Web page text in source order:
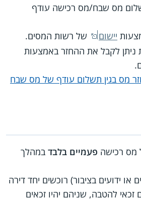
מס שבח/מס רכישה עודף
יישום
של רשות המסים.
ניתן לקבל את ההחזר באמצעות
מס בגין תשלום עודף של מס שבח
מס רכישה פעמיים בלבד במהלך
או ידועים בציבור) רוכשים יחד דירה
להטבה, שניהם יהיו זכאים